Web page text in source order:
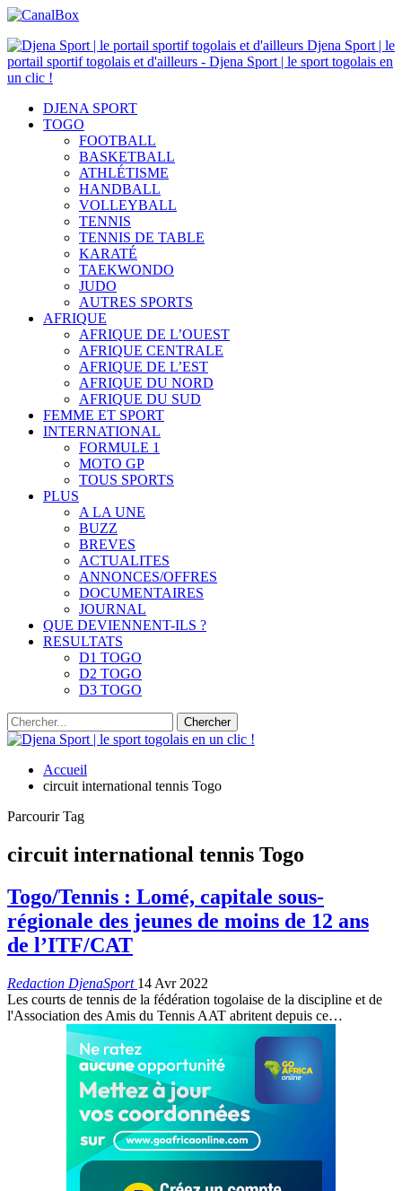
Djena Sport | le
portail sportif togolais et d'ailleurs - Djena Sport | le sport togolais en
un clic !
DJENA SPORT
TOGO
FOOTBALL
BASKETBALL
ATHLÉTISME
HANDBALL
VOLLEYBALL
TENNIS
TENNIS DE TABLE
KARATÉ
TAEKWONDO
JUDO
AUTRES SPORTS
AFRIQUE
AFRIQUE DE L’OUEST
AFRIQUE CENTRALE
AFRIQUE DE L’EST
AFRIQUE DU NORD
AFRIQUE DU SUD
FEMME ET SPORT
INTERNATIONAL
FORMULE 1
MOTO GP
TOUS SPORTS
PLUS
A LA UNE
BUZZ
BREVES
ACTUALITES
ANNONCES/OFFRES
DOCUMENTAIRES
JOURNAL
QUE DEVIENNENT-ILS ?
RESULTATS
D1 TOGO
D2 TOGO
D3 TOGO
Accueil
circuit international tennis Togo
Parcourir Tag
circuit international tennis Togo
Togo/Tennis : Lomé, capitale sous-
régionale des jeunes de moins de 12 ans
de l’ITF/CAT
Redaction DjenaSport 14 Avr 2022
Les courts de tennis de la fédération togolaise de la discipline et de
l'Association des Amis du Tennis AAT abritent depuis ce…